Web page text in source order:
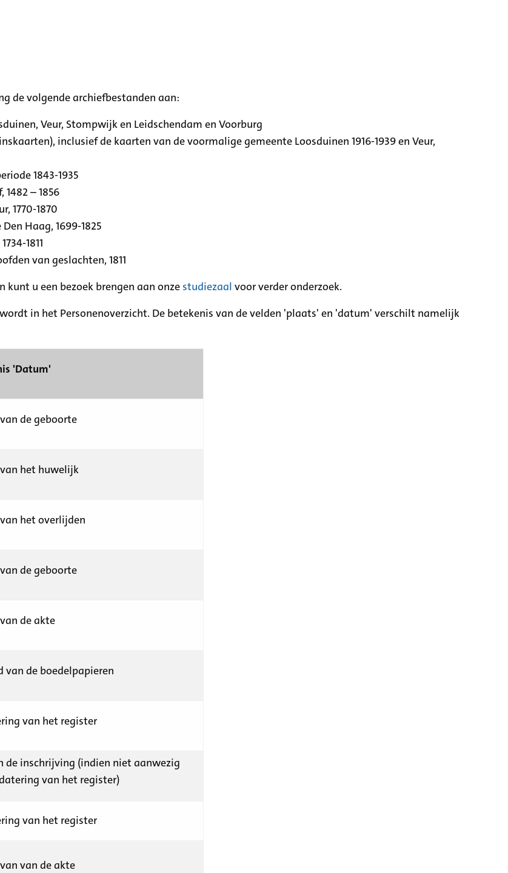
de volgende archiefbestanden aan:
Veur, Stompwijk en Leidschendam en Voorburg
inclusief de kaarten van de voormalige gemeente Loosduinen 1916-1939 en Veur,
1843-1935
– 1856
1770-1870
Haag, 1699-1825
1811
van geslachten, 1811
u een bezoek brengen aan onze studiezaal voor verder onderzoek.
in het Personenoverzicht. De betekenis van de velden 'plaats' en 'datum' verschilt namelijk
'Datum'
de geboorte
het huwelijk
het overlijden
de geboorte
de akte
van de boedelpapieren
van het register
de inschrijving (indien niet aanwezig
van het register)
van het register
van de akte